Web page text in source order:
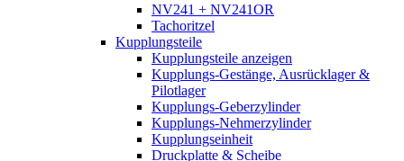
NV241 + NV241OR
Tachoritzel
Kupplungsteile
Kupplungsteile anzeigen
Kupplungs-Gestänge, Ausrücklager &
Pilotlager
Kupplungs-Geberzylinder
Kupplungs-Nehmerzylinder
Kupplungseinheit
Druckplatte & Scheibe